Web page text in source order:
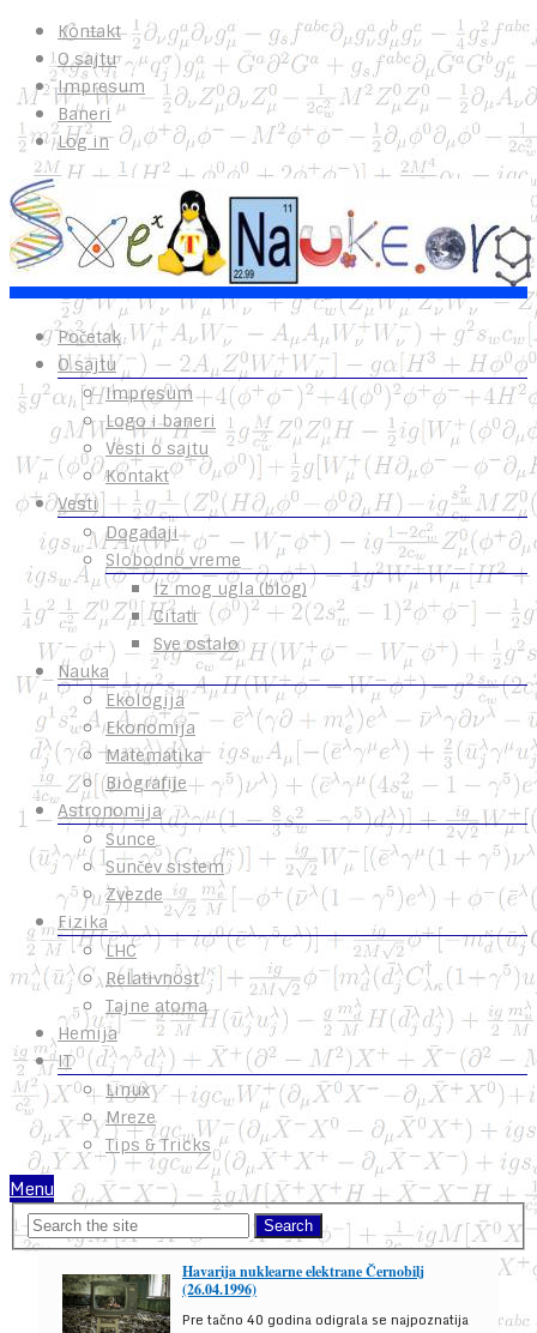
Kontakt
O sajtu
Impresum
Baneri
Log in
Početak
O sajtu
Impresum
Logo i baneri
Vesti o sajtu
Kontakt
Vesti
Događaji
Slobodno vreme
Iz mog ugla (blog)
Citati
Sve ostalo
Nauka
Ekologija
Ekonomija
Matematika
Biografije
Astronomija
Sunce
Sunčev sistem
Zvezde
Fizika
LHC
Relativnost
Tajne atoma
Hemija
IT
Linux
Mreze
Tips & Tricks
Menu
Havarija nuklearne elektrane Černobilj
(26.04.1996)
Pre tačno 40 godina odigrala se najpoznatija